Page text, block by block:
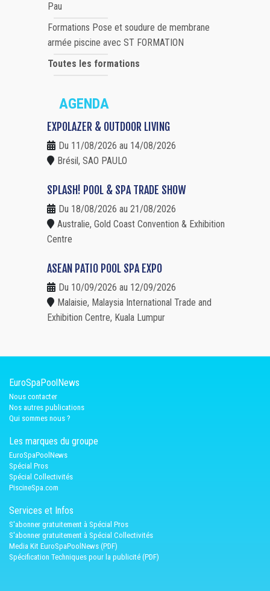
Pau
Formations Pose et soudure de membrane
armée piscine avec ST FORMATION
Toutes les formations
AGENDA
EXPOLAZER & OUTDOOR LIVING
Du 11/08/2026 au 14/08/2026
Brésil, SAO PAULO
SPLASH! POOL & SPA TRADE SHOW
Du 18/08/2026 au 21/08/2026
Australie, Gold Coast Convention & Exhibition
Centre
ASEAN PATIO POOL SPA EXPO
Du 10/09/2026 au 12/09/2026
Malaisie, Malaysia International Trade and
Exhibition Centre, Kuala Lumpur
EuroSpaPoolNews
Nous contacter
Nos autres publications
Qui sommes nous ?
Les marques du groupe
EuroSpaPoolNews
Spécial Pros
Spécial Collectivités
PiscineSpa.com
Services et Infos
S'abonner gratuitement à Spécial Pros
S'abonner gratuitement à Spécial Collectivités
Media Kit EuroSpaPoolNews (PDF)
Spécification Techniques pour la publicité (PDF)